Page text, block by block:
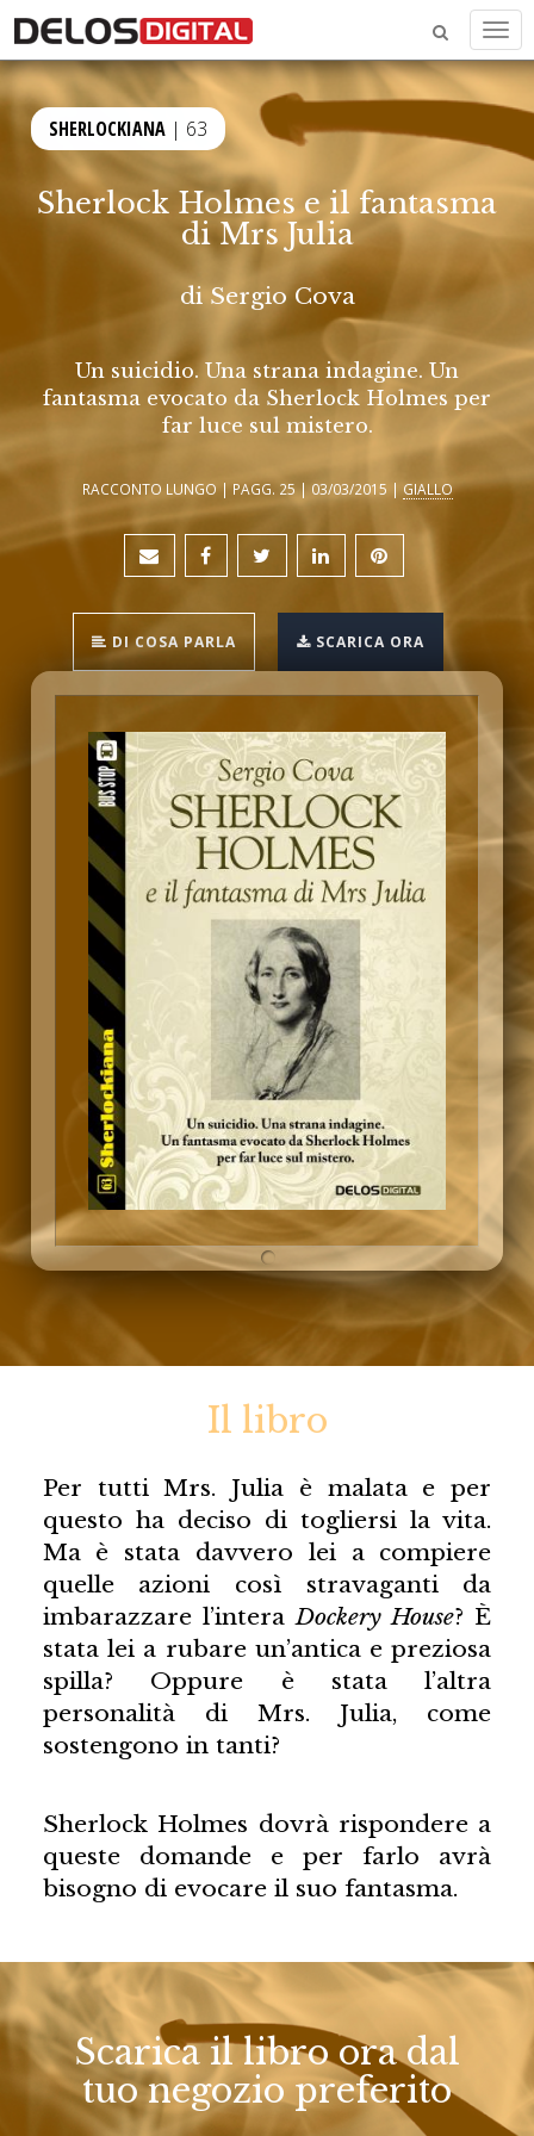
SHERLOCKIANA | 63
Sherlock Holmes e il fantasma
di Mrs Julia
di Sergio Cova
Un suicidio. Una strana indagine. Un
fantasma evocato da Sherlock Holmes per
far luce sul mistero.
RACCONTO LUNGO | PAGG. 25 | 03/03/2015 | GIALLO
DI COSA PARLA SCARICA ORA
Il libro
Per tutti Mrs. Julia è malata e per
questo ha deciso di togliersi la vita.
Ma è stata davvero lei a compiere
quelle azioni così stravaganti da
imbarazzare l’interaDockery House? È
stata lei a rubare un’antica e preziosa
spilla? Oppure è stata l’altra
personalità di Mrs. Julia, come
sostengono in tanti?
Sherlock Holmes dovrà rispondere a
queste domande e per farlo avrà
bisogno di evocare il suo fantasma.
Scarica il libro ora dal
tuo negozio preferito